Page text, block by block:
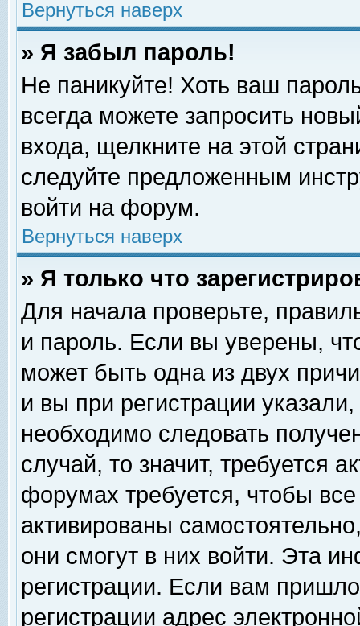
Вернуться наверх
» Я забыл пароль!
Не паникуйте! Хоть ваш
всегда можете запросить
входа, щелкните на этой
следуйте предложенным
войти на форум.
Вернуться наверх
» Я только что
Для начала проверьте,
и пароль. Если вы уверены,
может быть одна из двух
и вы при регистрации
необходимо следовать
случай, то значит, требуется
форумах требуется, чтобы
активированы
они смогут в них войти. Эта
регистрации. Если вам
регистрации адрес